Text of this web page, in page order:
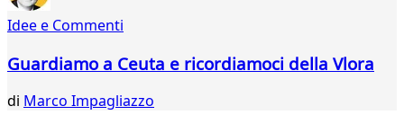
Idee e Commenti
Guardiamo a Ceuta e ricordiamoci della Vlora
di Marco Impagliazzo